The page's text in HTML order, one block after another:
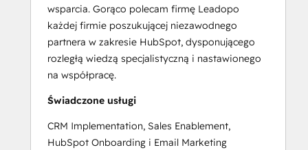
wsparcia. Gorąco polecam firmę Leadopo
każdej firmie poszukującej niezawodnego
partnera w zakresie HubSpot, dysponującego
rozległą wiedzą specjalistyczną i nastawionego
na współpracę.
Świadczone usługi
CRM Implementation, Sales Enablement,
HubSpot Onboarding i Email Marketing